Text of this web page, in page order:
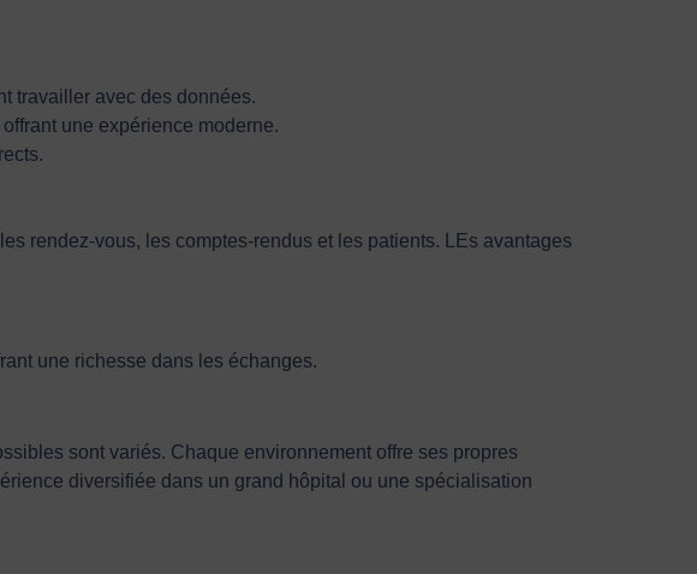
travailler avec des données.
une expérience moderne.
rendez-vous, les comptes-rendus et les patients. LEs avantages
une richesse dans les échanges.
sont variés. Chaque environnement offre ses propres
diversifiée dans un grand hôpital ou une spécialisation